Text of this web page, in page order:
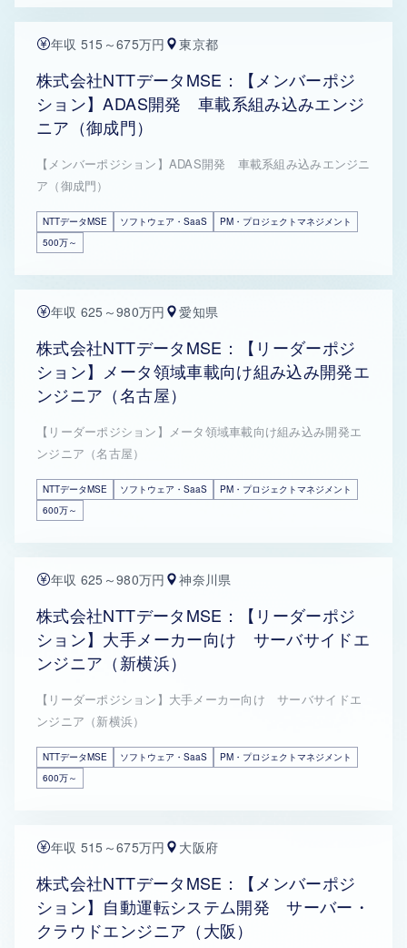
年収 515～675万円 東京都
株式会社NTTデータMSE：【メンバーポジ
ション】ADAS開発 車載系組み込みエンジ
ニア（御成門）
【メンバーポジション】ADAS開発 車載系組み込みエンジニ
ア（御成門）
NTTデータMSE ソフトウェア・SaaS
PM・プロジェクトマネジメント
500万～
年収 625～980万円 愛知県
株式会社NTTデータMSE：【リーダーポジ
ション】メータ領域車載向け組み込み開発エ
ンジニア（名古屋）
【リーダーポジション】メータ領域車載向け組み込み開発エ
ンジニア（名古屋）
NTTデータMSE ソフトウェア・SaaS
PM・プロジェクトマネジメント
600万～
年収 625～980万円 神奈川県
株式会社NTTデータMSE：【リーダーポジ
ション】大手メーカー向け サーバサイドエ
ンジニア（新横浜）
【リーダーポジション】大手メーカー向け サーバサイドエ
ンジニア（新横浜）
NTTデータMSE ソフトウェア・SaaS
PM・プロジェクトマネジメント
600万～
年収 515～675万円 大阪府
株式会社NTTデータMSE：【メンバーポジ
ション】自動運転システム開発 サーバー・
クラウドエンジニア（大阪）